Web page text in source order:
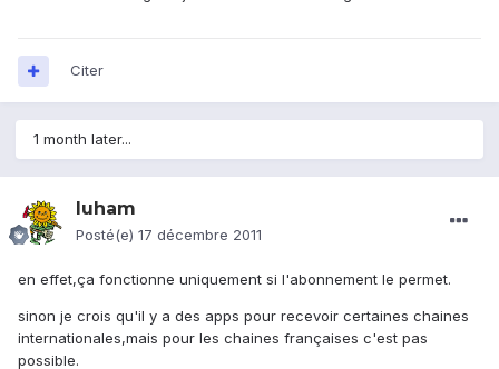
Citer
1 month later...
luham
Posté(e) 17 décembre 2011
en effet,ça fonctionne uniquement si l'abonnement le permet.
sinon je crois qu'il y a des apps pour recevoir certaines chaines
internationales,mais pour les chaines françaises c'est pas
possible.